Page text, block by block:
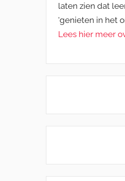
laten zien dat
'genieten in het
Lees hier meer